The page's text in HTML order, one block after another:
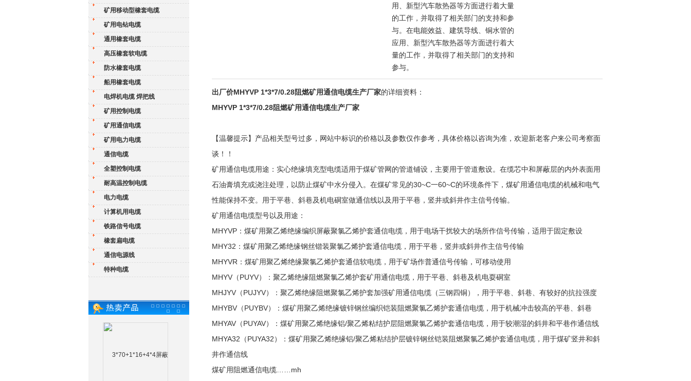
矿用移动型橡套电缆
矿用电钻电缆
通用橡套电缆
高压橡套软电缆
防水橡套电缆
船用橡套电缆
电焊机电缆 焊把线
矿用控制电缆
矿用通信电缆
矿用电力电缆
通信电缆
全塑控制电缆
耐高温控制电缆
电力电缆
计算机用电缆
铁路信号电缆
橡套扁电缆
通信电源线
特种电缆
用、新型汽车散热器等方面进行着大量
的工作，并取得了相关部门的支持和参
与。在电能效益、建筑导线、铜水管的
应用、新型汽车散热器等方面进行着大
量的工作，并取得了相关部门的支持和
参与。
出厂价MHYVP 1*3*7/0.28阻燃矿用通信电缆生产厂家的详细资料：
MHYVP 1*3*7/0.28阻燃矿用通信电缆生产厂家
【温馨提示】产品相关型号过多，网站中标识的价格以及参数仅作参考，具体价格以咨询为准，欢迎新老客户来公司考察面
谈！！
矿用通信电缆用途：实心绝缘填充型电缆适用于煤矿管网的管道铺设，主要用于管道敷设。在缆芯中和屏蔽层的内外表面用
石油膏填充或浇注处理，以防止煤矿中水分侵入。在煤矿常见的30~C一60~C的环境条件下，煤矿用通信电缆的机械和电气
性能保持不变。用于平巷、斜巷及机电硐室做通信线以及用于平巷，竖井或斜井作主信号传输。
矿用通信电缆型号以及用途：
MHYVP：煤矿用聚乙烯绝缘编织屏蔽聚氯乙烯护套通信电缆，用于电场干扰较大的场所作信号传输，适用于固定敷设
MHY32：煤矿用聚乙烯绝缘钢丝锴装聚氯乙烯护套通信电缆，用于平巷，竖井或斜井作主信号传输
MHYVR：煤矿用聚乙烯绝缘聚氯乙烯护套通信软电缆，用于矿场作普通信号传输，可移动使用
MHYV（PUYV）：聚乙烯绝缘阻燃聚氯乙烯护套矿用通信电缆，用于平巷、斜巷及机电耍硐室
MHJYV（PUJYV）：聚乙烯绝缘阻燃聚氯乙烯护套加强矿用通信电缆（三钢四铜），用于平巷、斜巷、有较好的抗拉强度
MHYBV（PUYBV）：煤矿用聚乙烯绝缘镀锌钢丝编织铠装阻燃聚氯乙烯护套通信电缆，用于机械冲击较高的平巷、斜巷
MHYAV（PUYAV）：煤矿用聚乙烯绝缘铝/聚乙烯粘结护层阻燃聚氯乙烯护套通信电缆，用于较潮湿的斜井和平巷作通信线
MHYA32（PUYA32）：煤矿用聚乙烯绝缘铝/聚乙烯粘结护层镀锌钢丝铠装阻燃聚氯乙烯护套通信电缆，用于煤矿竖井和斜
井作通信线
煤矿用阻燃通信电缆……mh